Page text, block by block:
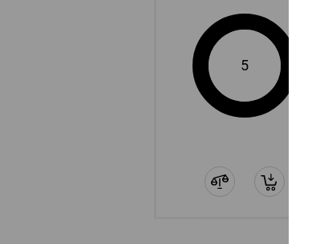
objavte kolekciu
5